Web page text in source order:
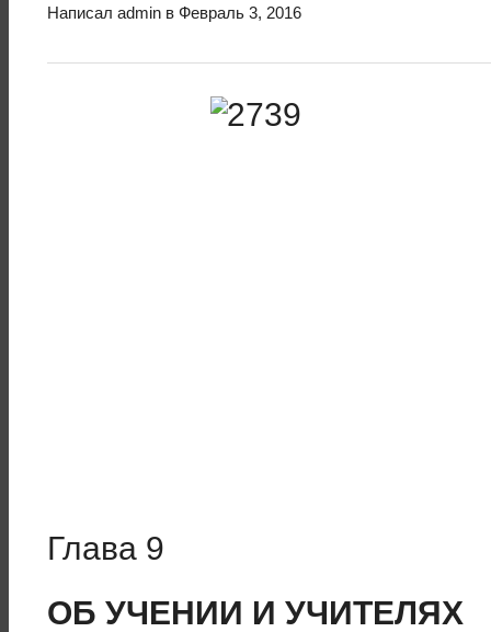
Написал admin в Февраль 3, 2016
Глава 9
ОБ УЧЕНИИ И УЧИТЕЛЯХ